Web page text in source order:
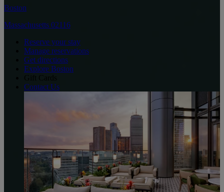
Boston
Massachusetts 02116
Reserve your stay
Manage reservations
Get directions
Explore Boston
Contact Us